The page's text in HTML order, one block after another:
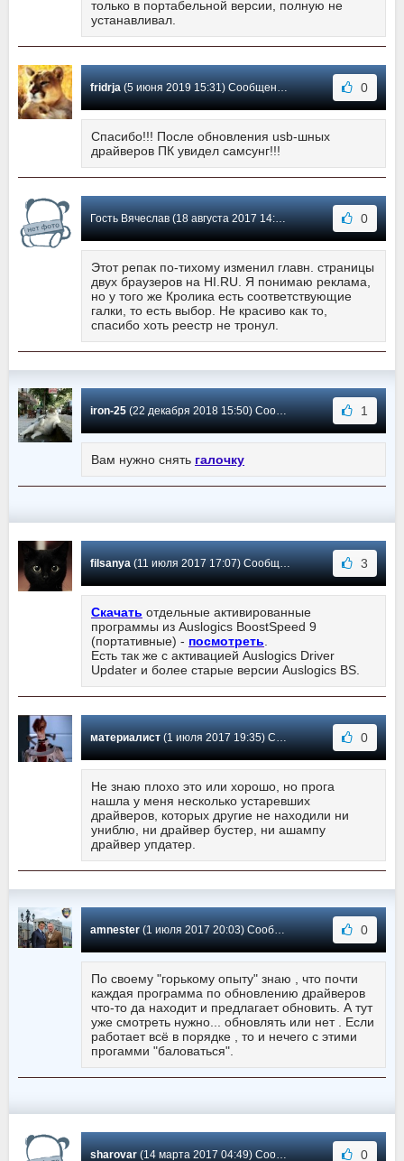
только в портабельной версии, полную не
устанавливал.
fridrja(5 июня 2019 15:31) Сообщение #9 0
Спасибо!!! После обновления usb-шных
драйверов ПК увидел самсунг!!!
Гость Вячеслав (18 августа 2017 14:58) Сообщение #8 0
Этот репак по-тихому изменил главн. страницы
двух браузеров на HI.RU. Я понимаю реклама,
но у того же Кролика есть соответствующие
галки, то есть выбор. Не красиво как то,
спасибо хоть реестр не тронул.
iron-25(22 декабря 2018 15:50) Сообщение #7 1
Вам нужно снять галочку
filsanya(11 июля 2017 17:07) Сообщение #6 3
Скачать отдельные активированные
программы из Auslogics BoostSpeed 9
(портативные) - посмотреть
Есть так же с активацией Auslogics Driver
Updater и более старые версии Auslogics BS.
материалист(1 июля 2017 19:35) Сообщение #5 0
Не знаю плохо это или хорошо, но прога
нашла у меня несколько устаревших
драйверов, которых другие не находили ни
униблю, ни драйвер бустер, ни ашампу
драйвер упдатер.
amnester(1 июля 2017 20:03) Сообщение #4 0
По своему "горькому опыту" знаю , что почти
каждая программа по обновлению драйверов
что-то да находит и предлагает обновить. А тут
уже смотреть нужно... обновлять или нет . Если
работает всё в порядке , то и нечего с этими
прогамми "баловаться".
sharovar(14 марта 2017 04:49) Сообщение #3 0